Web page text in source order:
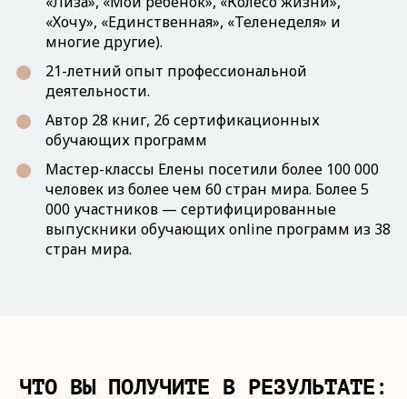
«Хочу», «Единственная», «Теленеделя» и
многие другие).
21-летний опыт профессиональной
деятельности.
Автор 28 книг, 26 сертификационных
обучающих программ
Мастер-классы Елены посетили более 100 000
человек из более чем 60 стран мира. Более 5
000 участников — сертифицированные
выпускники обучающих online программ из 38
стран мира.
ЧТО ВЫ ПОЛУЧИТЕ В РЕЗУЛЬТАТЕ: